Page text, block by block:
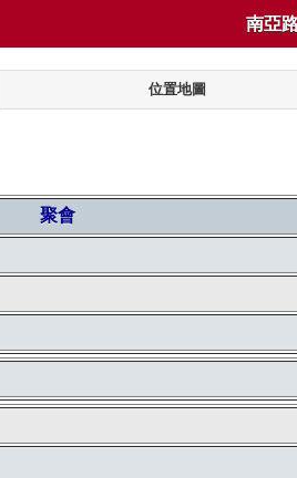
南亞
位置地圖
聚會